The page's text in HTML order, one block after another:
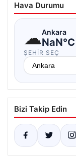
Hava Durumu
☁Ankara
NaN°C
ŞEHIR SEÇ
Bizi Takip Edin